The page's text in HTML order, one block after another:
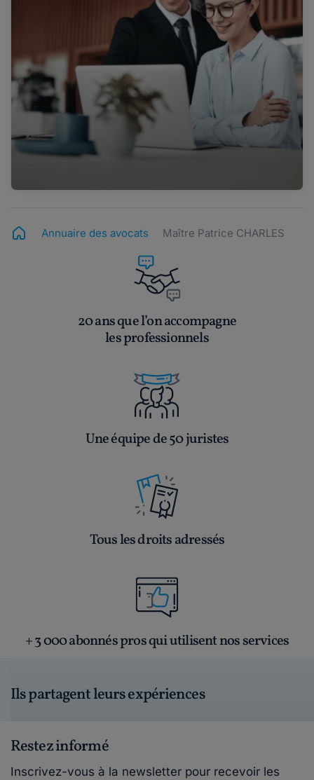
Annuaire des avocats Maître Patrice CHARLES
20 ans que l’on accompagne
les professionnels
Une équipe de 50 juristes
Tous les droits adressés
+ 3 000 abonnés pros qui utilisent nos services
Ils partagent leurs expériences
Restez informé
Inscrivez-vous à la newsletter pour recevoir les